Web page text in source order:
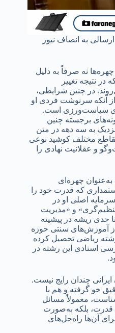
به انصاف نیوز
نه صرفاً به دلیل
نتیجه تغییر
در چنین شرایطی،
آنکه سرنوشت فردی او
سیاست‌ورزی است.
برجسته چنین
به سه دهه در متن
مختلف کوشید نوعی
و عقلانیت نهادی را
به‌عنوان چهره‌ای
که قدرت خود را
اصلی او در
و «مدیریت
حدی ریشه در پیشینه
آموزش‌های سنتی حوزه
رشته ریاضی تحصیل کرده
استادی این رشته در
چندان رایج نیست.
خو گرفته و هم با
معمولاً مسائل
بلکه به‌صورت
آن‌ها راه‌حل‌های